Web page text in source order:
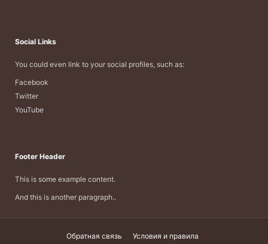
Social Links
You could even link to your social profiles, such as:
Facebook
Twitter
YouTube
Footer Header
This is some example content.
And this is another paragraph..
Обратная связь Условия и правила